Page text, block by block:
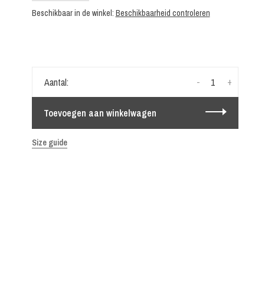
Beschikbaar in de winkel: Beschikbaarheid controleren
Aantal: +
-
Toevoegen aan winkelwagen
Size guide